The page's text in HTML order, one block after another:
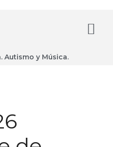
Autismo y Música.